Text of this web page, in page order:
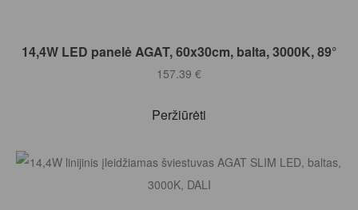
Į KREPŠELĮ
14,4W LED panelė AGAT, 60x30cm, balta, 3000K, 89°
157.39 €
Peržiūrėti